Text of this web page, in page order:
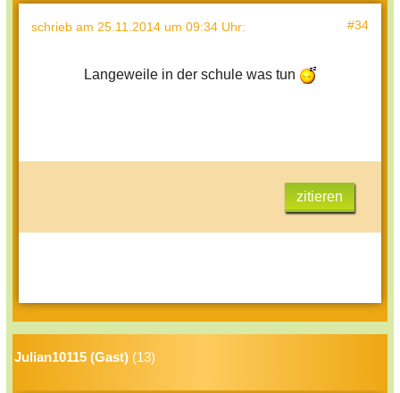
schrieb am 25.11.2014 um 09:34 Uhr: #34
Langeweile in der schule was tun
zitieren
Julian10115 (Gast) (13)